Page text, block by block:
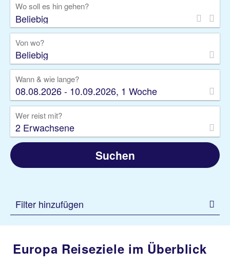
Rundreise
Kreuzfahrt
Gruppenreise
Camper Privattransfer
Wo soll es hin gehen?
Von wo?
Beliebig
Wann & wie lange?
08.08.2026 - 10.09.2026, 1 Woche
Wer reist mit?
2 Erwachsene
Suchen
Filter hinzufügen
Europa Reiseziele im Überblick